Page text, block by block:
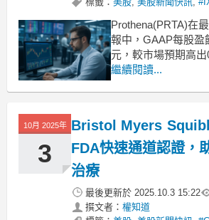
Prothena(PRTA)在
報中，GAAP每股盈
元，較市場預期高
營收僅達到240萬美
Prothena預計全年
現金使用額將在1.
繼續閱讀...
10月 2025年
3
Bristol Myers
FDA快速通道認證，
治療
最後更新於 2025.10.3 15:22
撰文者： 權知道